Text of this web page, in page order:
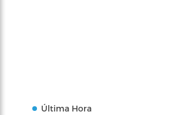
Última Hora